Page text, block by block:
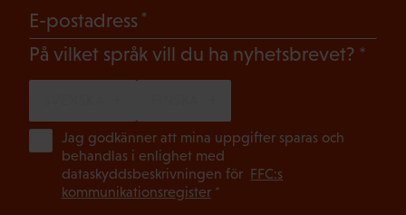
E-postadress
På vilket språk vill du ha nyhetsbrevet?
Jag godkänner att mina uppgifter sparas och
behandlas i enlighet med
dataskyddsbeskrivningen för FFC:s
kommunikationsregister*